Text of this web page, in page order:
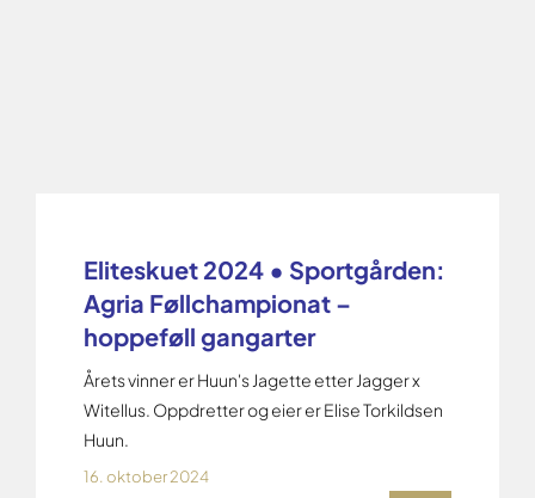
Eliteskuet 2024 • Sportgården:
Agria Føllchampionat –
hoppeføll gangarter
Årets vinner er Huun's Jagette etter Jagger x
Witellus. Oppdretter og eier er Elise Torkildsen
Huun.
16. oktober 2024